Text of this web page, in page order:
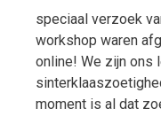
speciaal verzoek
workshop waren
online! We zijn ons
moment is al dat